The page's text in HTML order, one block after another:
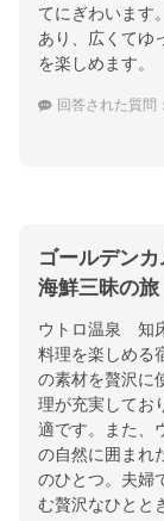
てにぎわいます
あり、広くてゆ
を楽しめます。
回答された質問：
ゴールデン
海鮮三昧の旅
ウトロ温泉 知
料理を楽しめる
の素材を贅沢に
理が充実してお
適です。また、
の自然に囲まれ
のひとつ。夫婦
む贅沢なひとと